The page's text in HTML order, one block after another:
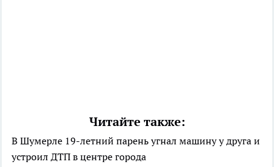
Читайте также:
В Шумерле 19-летний парень угнал машину у друга и
устроил ДТП в центре города